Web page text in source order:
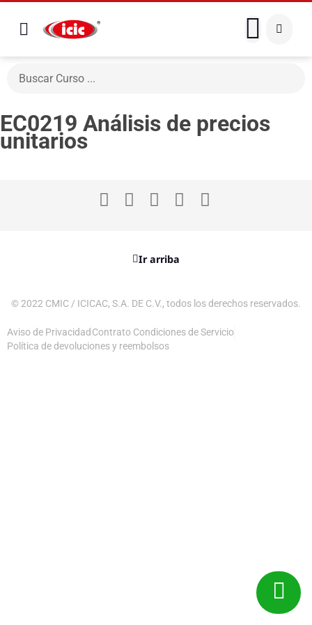
EC0219 Análisis de precios
unitarios
Ir arriba
© 2022 CMIC / ICICAC, S.A. DE C.V., todos los derechos reservados.
Aviso de Privacidad Contrato Condiciones de Servicio
Política de devoluciones y reembolsos